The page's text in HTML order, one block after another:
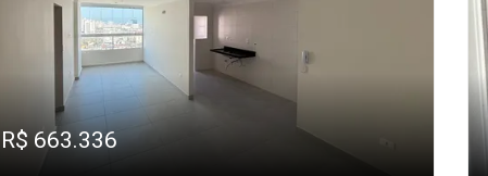
R$ 663.336